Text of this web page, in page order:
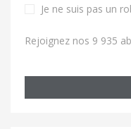
Je ne suis pas un
Rejoignez nos 9 935